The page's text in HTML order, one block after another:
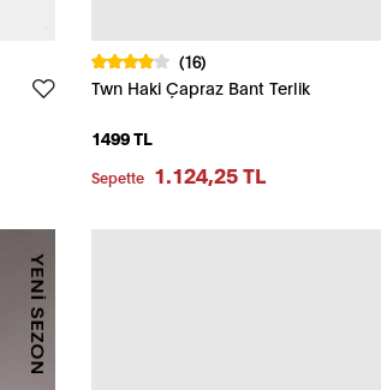
(16)
Twn Haki Çapraz Bant Terlik
1499 TL
Sepette 1.124,25 TL